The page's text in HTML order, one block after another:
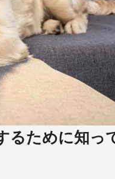
るために知っ